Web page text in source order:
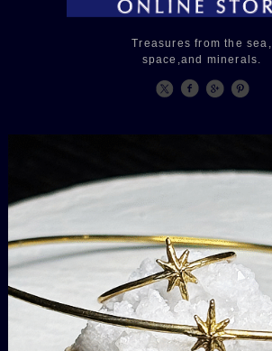
Treasures from the sea,
space,and minerals.